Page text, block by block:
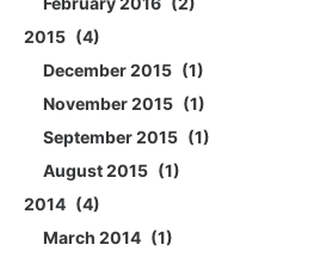
2015
4
December 2015
1
November 2015
1
September 2015
1
August 2015
1
2014
4
March 2014
1